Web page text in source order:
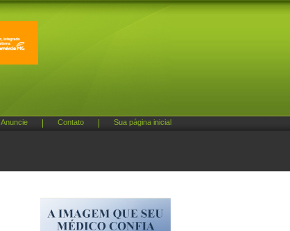
Anuncie Contato Sua página inicial